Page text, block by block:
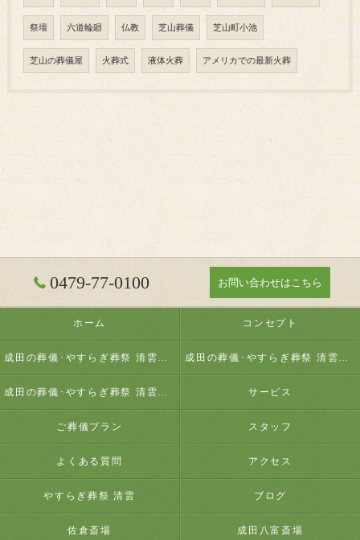
祭壇 六道輪廻 仏教 芝山葬儀 芝山町小池
芝山の葬儀屋 火葬式 液体火葬 アメリカでの最新火葬
0479-77-0100 お問い合わせはこちら
ホーム コンセプト
成田の葬儀･やすらぎ葬祭 清雲の口コミ情報 成田の葬儀･やすらぎ葬祭 清雲の評判
成田の葬儀･やすらぎ葬祭 清雲のお客様の声 サービス
ご葬儀プラン スタッフ
よくある質問 アクセス
やすらぎ葬祭 清雲 ブログ
佐倉斎場 成田八富斎場